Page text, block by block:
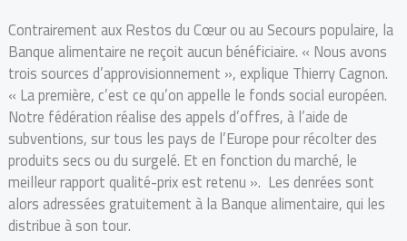
Contrairement aux Restos du Cœur ou au Secours populaire, la
Banque alimentaire ne reçoit aucun bénéficiaire. « Nous avons
trois sources d’approvisionnement », explique Thierry Cagnon.
« La première, c’est ce qu’on appelle le fonds social européen.
Notre fédération réalise des appels d’offres, à l’aide de
subventions, sur tous les pays de l’Europe pour récolter des
produits secs ou du surgelé. Et en fonction du marché, le
meilleur rapport qualité-prix est retenu ». Les denrées sont
alors adressées gratuitement à la Banque alimentaire, qui les
distribue à son tour.